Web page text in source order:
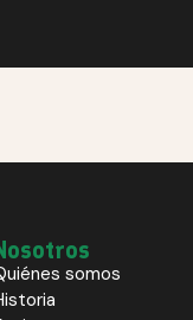
somos